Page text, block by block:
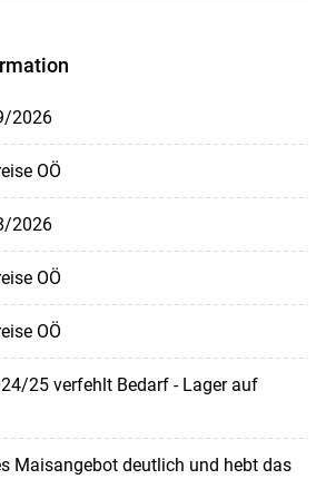
2026
OÖ
2026
OÖ
OÖ
25 verfehlt Bedarf - Lager auf
Maisangebot deutlich und hebt das